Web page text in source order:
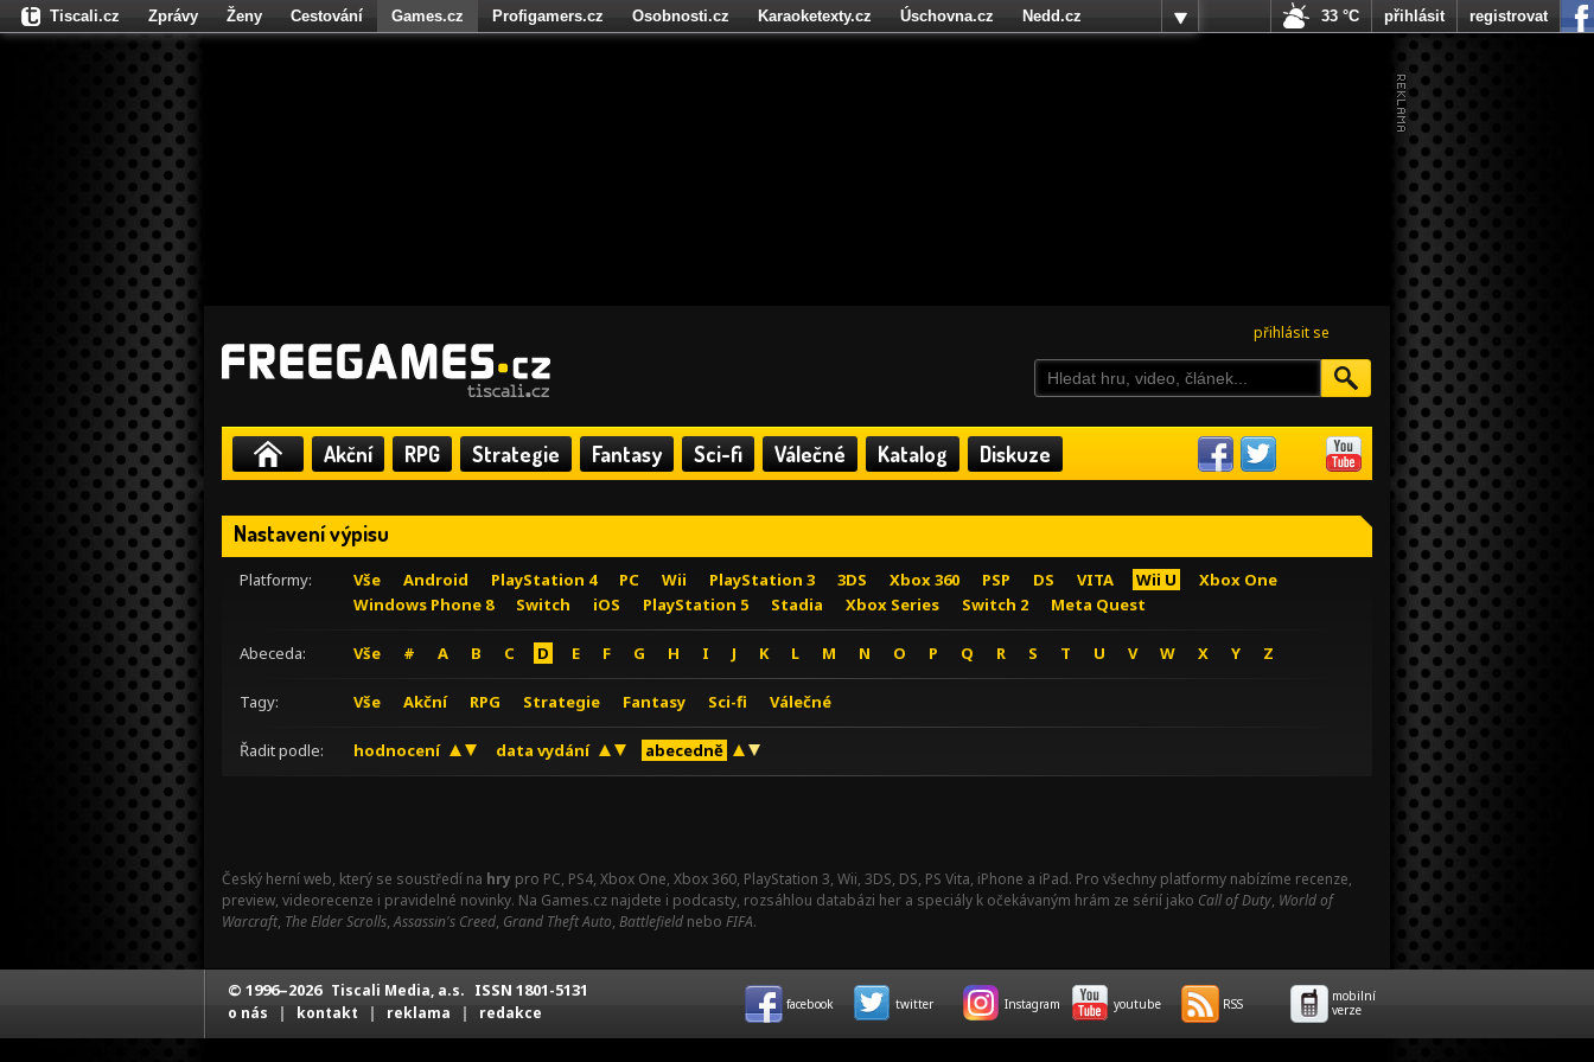
přihlásit se
Akční RPG Strategie Fantasy Sci-fi Válečné Katalog Diskuze
Nastavení výpisu
Platformy: Vše Android PlayStation 4 PC Wii PlayStation 3 3DS Xbox 360 PSP DS VITA Wii U
Xbox One
Windows Phone 8
Switch iOS PlayStation 5 Stadia Xbox Series Switch 2 Meta Quest
Abeceda: Vše # A B C D E F G H I J K L M N O P Q R S T U V W X Y Z
Tagy: Vše Akční RPG Strategie Fantasy Sci-fi Válečné
Řadit podle: hodnocení data vydání abecedně
Český herní web, který se soustředí na hry pro PC, PS4, Xbox One, Xbox 360, PlayStation 3, Wii, 3DS, DS, PS Vita, iPhone a iPad. Pro všechny platformy nabízíme recenze,
preview, videorecenze i pravidelné novinky. Na Games.cz najdete i podcasty, rozsáhlou databázi her a speciály k očekávaným hrám ze sérií jako Call of Duty, World of
Warcraft, The Elder Scrolls,Assassin's Creed, Grand Theft Auto, Battlefield nebo FIFA.
Tiscali.cz Zprávy Ženy Cestování Games.cz Profigamers.cz Osobnosti.cz Karaoketexty.cz Úschovna.cz
Nedd.cz
Fights.cz
33 °C přihlásit registrovat
© 1996–2026 Tiscali Media, a.s. ISSN 1801-5131
o nás | kontakt | reklama | redakce facebook twitter Instagram youtube RSS
mobilní
verze